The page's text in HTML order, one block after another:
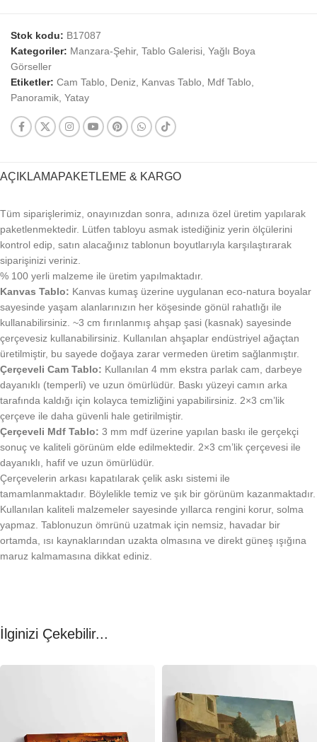
Stok kodu: B17087
Kategoriler: Manzara-Şehir, Tablo Galerisi, Yağlı Boya
Görseller
Etiketler: Cam Tablo, Deniz, Kanvas Tablo, Mdf Tablo,
Panoramik, Yatay
AÇIKLAMAPAKETLEME & KARGO
Tüm siparişlerimiz, onayınızdan sonra, adınıza özel üretim yapılarak
paketlenmektedir. Lütfen tabloyu asmak istediğiniz yerin ölçülerini
kontrol edip, satın alacağınız tablonun boyutlarıyla karşılaştırarak
siparişinizi veriniz.
% 100 yerli malzeme ile üretim yapılmaktadır.
Kanvas Tablo: Kanvas kumaş üzerine uygulanan eco-natura boyalar
sayesinde yaşam alanlarınızın her köşesinde gönül rahatlığı ile
kullanabilirsiniz. ~3 cm fırınlanmış ahşap şasi (kasnak) sayesinde
çerçevesiz kullanabilirsiniz. Kullanılan ahşaplar endüstriyel ağaçtan
üretilmiştir, bu sayede doğaya zarar vermeden üretim sağlanmıştır.
Çerçeveli Cam Tablo: Kullanılan 4 mm ekstra parlak cam, darbeye
dayanıklı (temperli) ve uzun ömürlüdür. Baskı yüzeyi camın arka
tarafında kaldığı için kolayca temizliğini yapabilirsiniz. 2×3 cm’lik
çerçeve ile daha güvenli hale getirilmiştir.
Çerçeveli Mdf Tablo: 3 mm mdf üzerine yapılan baskı ile gerçekçi
sonuç ve kaliteli görünüm elde edilmektedir. 2×3 cm’lik çerçevesi ile
dayanıklı, hafif ve uzun ömürlüdür.
Çerçevelerin arkası kapatılarak çelik askı sistemi ile
tamamlanmaktadır. Böylelikle temiz ve şık bir görünüm kazanmaktadır.
Kullanılan kaliteli malzemeler sayesinde yıllarca rengini korur, solma
yapmaz. Tablonuzun ömrünü uzatmak için nemsiz, havadar bir
ortamda, ısı kaynaklarından uzakta olmasına ve direkt güneş ışığına
maruz kalmamasına dikkat ediniz.
İlginizi Çekebilir...